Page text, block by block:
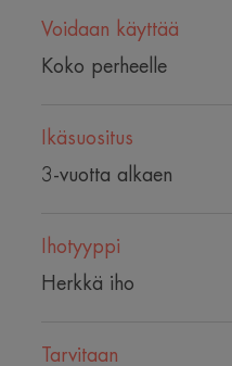
Voidaan käyttää
Koko perheelle
Ikäsuositus
3-vuotta alkaen
Ihotyyppi
Herkkä iho
Tarvitaan